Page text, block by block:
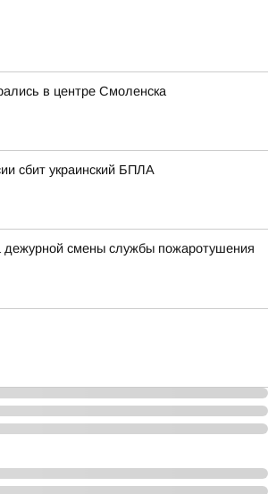
в центре Смоленска
сбит украинский БПЛА
смены службы пожаротушения